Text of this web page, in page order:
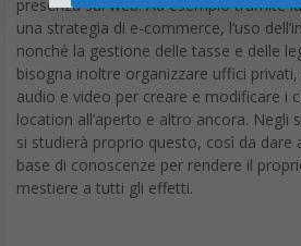
presenza sul web. Ad esempio tramite
una strategia di e-commerce, l’uso
nonché la gestione delle tasse e delle
bisogna inoltre organizzare uffici
audio e video per creare e modificare i
location all’aperto e altro ancora. Negli
si studierà proprio questo, così da dare
base di conoscenze per rendere il
mestiere a tutti gli effetti.